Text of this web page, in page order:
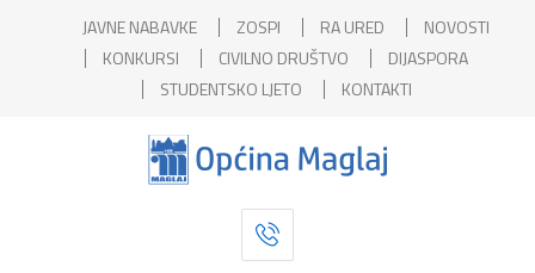
JAVNE NABAVKE ZOSPI RA URED
NOVOSTI
KONKURSI
CIVILNO DRUŠTVO
DIJASPORA
STUDENTSKO LJETO
KONTAKTI